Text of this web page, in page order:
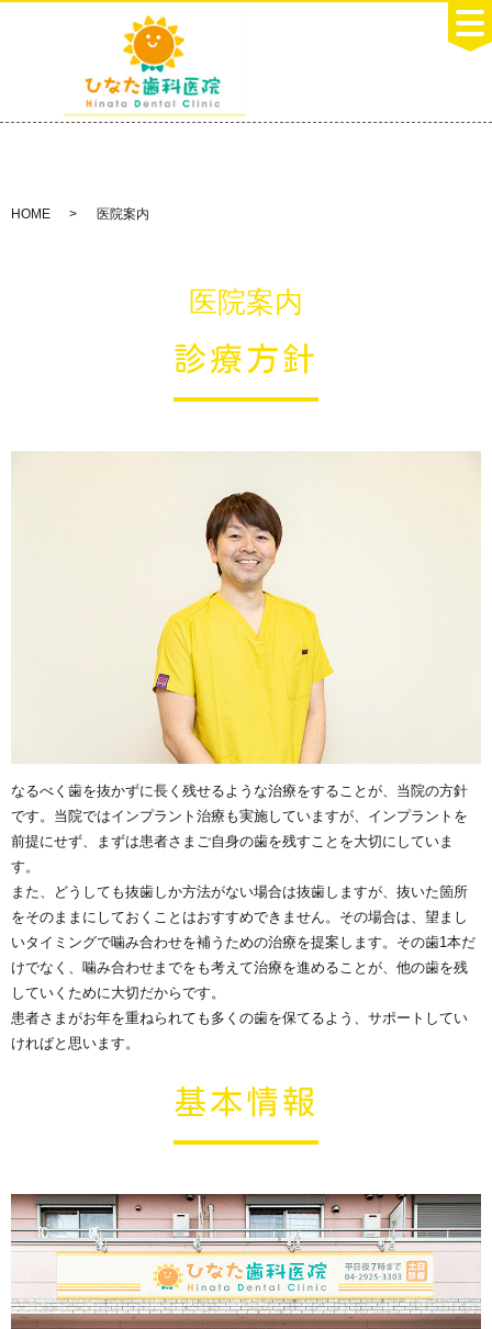
HOME 医院案内
医院案内
診療方針
なるべく歯を抜かずに長く残せるような治療をすることが、当院の方針
です。当院ではインプラント治療も実施していますが、インプラントを
前提にせず、まずは患者さまご自身の歯を残すことを大切にしていま
す。
また、どうしても抜歯しか方法がない場合は抜歯しますが、抜いた箇所
をそのままにしておくことはおすすめできません。その場合は、望まし
いタイミングで噛み合わせを補うための治療を提案します。その歯1本だ
けでなく、噛み合わせまでをも考えて治療を進めることが、他の歯を残
していくために大切だからです。
患者さまがお年を重ねられても多くの歯を保てるよう、サポートしてい
ければと思います。
基本情報